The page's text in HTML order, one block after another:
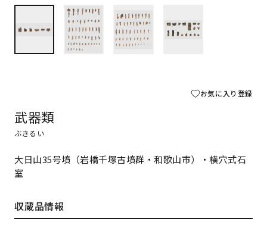
お気に入り登録
武器類
ぶきるい
大日山35号墳（岩橋千塚古墳群・和歌山市）・横穴式石
室
収蔵品情報